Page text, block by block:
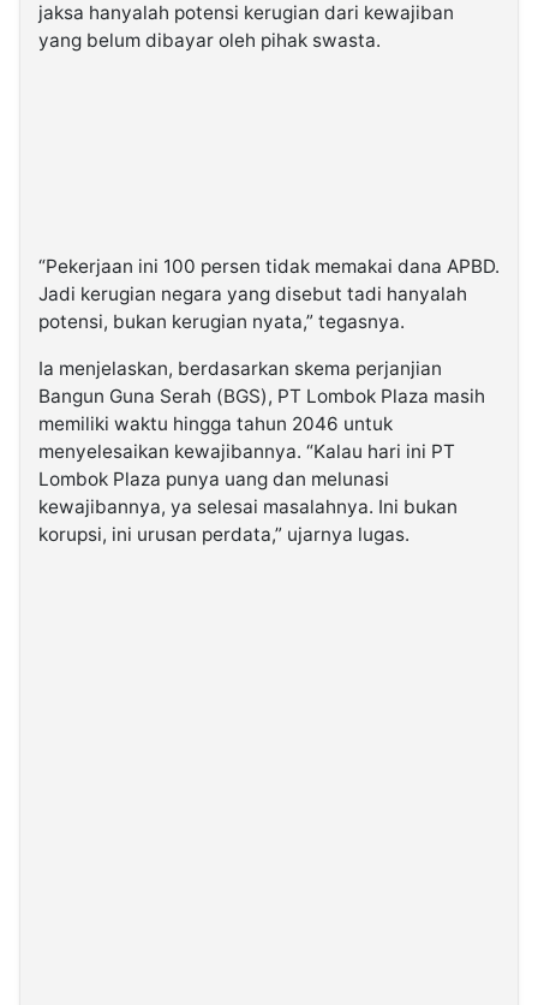
jaksa hanyalah potensi kerugian dari kewajiban
yang belum dibayar oleh pihak swasta.
“Pekerjaan ini 100 persen tidak memakai dana APBD.
Jadi kerugian negara yang disebut tadi hanyalah
potensi, bukan kerugian nyata,” tegasnya.
Ia menjelaskan, berdasarkan skema perjanjian
Bangun Guna Serah (BGS), PT Lombok Plaza masih
memiliki waktu hingga tahun 2046 untuk
menyelesaikan kewajibannya. “Kalau hari ini PT
Lombok Plaza punya uang dan melunasi
kewajibannya, ya selesai masalahnya. Ini bukan
korupsi, ini urusan perdata,” ujarnya lugas.